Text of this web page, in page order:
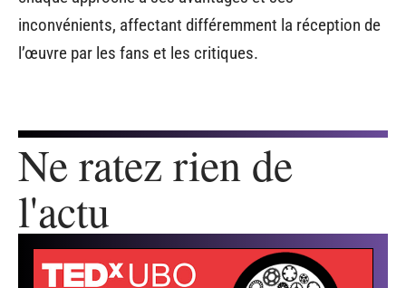
Nombre d’épisodes fillers
Réception des fans
Bleach
environ 50 Variable
La gestion des fillers varie donc d’une série à l’autre,
avec des succès et des échecs. Considérez que
chaque approche a ses avantages et ses
inconvénients, affectant différemment la réception de